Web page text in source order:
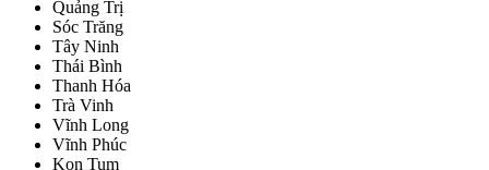
Quảng Trị
Sóc Trăng
Tây Ninh
Thái Bình
Thanh Hóa
Trà Vinh
Vĩnh Long
Vĩnh Phúc
Kon Tum